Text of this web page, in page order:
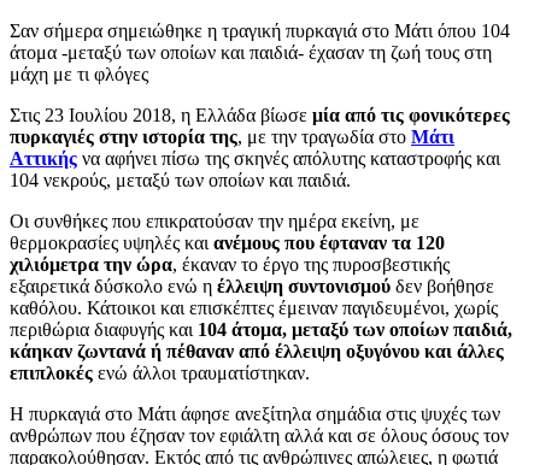
Σαν σήμερα σημειώθηκε η τραγική πυρκαγιά στο Μάτι όπου 104
άτομα -μεταξύ των οποίων και παιδιά- έχασαν τη ζωή τους στη
μάχη με τι φλόγες
Στις 23 Ιουλίου 2018, η Ελλάδα βίωσε μία από τις φονικότερες
πυρκαγιές στην ιστορία της, με την τραγωδία στο Μάτι
Αττικής να αφήνει πίσω της σκηνές απόλυτης καταστροφής και
104 νεκρούς, μεταξύ των οποίων και παιδιά.
Οι συνθήκες που επικρατούσαν την ημέρα εκείνη, με
θερμοκρασίες υψηλές και ανέμους που έφταναν τα 120
χιλιόμετρα την ώρα, έκαναν το έργο της πυροσβεστικής
εξαιρετικά δύσκολο ενώ η έλλειψη συντονισμού δεν βοήθησε
καθόλου. Κάτοικοι και επισκέπτες έμειναν παγιδευμένοι, χωρίς
περιθώρια διαφυγής και 104 άτομα, μεταξύ των οποίων παιδιά,
κάηκαν ζωντανά ή πέθαναν από έλλειψη οξυγόνου και άλλες
επιπλοκές ενώ άλλοι τραυματίστηκαν.
Η πυρκαγιά στο Μάτι άφησε ανεξίτηλα σημάδια στις ψυχές των
ανθρώπων που έζησαν τον εφιάλτη αλλά και σε όλους όσους τον
παρακολούθησαν. Εκτός από τις ανθρώπινες απώλειες, η φωτιά